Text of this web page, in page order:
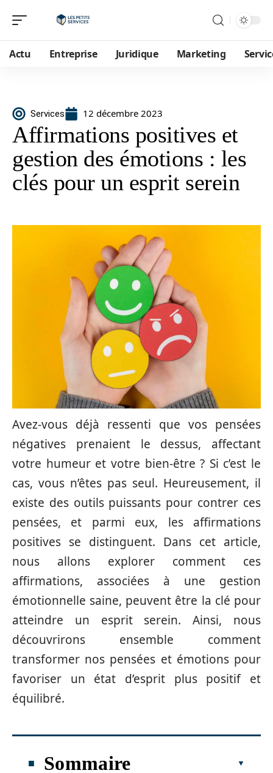
Actu Entreprise Juridique Marketing
Services 12 décembre 2023
Affirmations positives et
gestion des émotions : les
clés pour un esprit serein
Avez-vous déjà ressenti que vos pensées
négatives prenaient le dessus, affectant
votre humeur et votre bien-être ? Si c’est le
cas, vous n’êtes pas seul. Heureusement, il
existe des outils puissants pour contrer ces
pensées, et parmi eux, les affirmations
positives se distinguent. Dans cet article,
nous allons explorer comment ces
affirmations, associées à une gestion
émotionnelle saine, peuvent être la clé pour
atteindre un esprit serein. Ainsi, nous
découvrirons ensemble comment
transformer nos pensées et émotions pour
favoriser un état d’esprit plus positif et
équilibré.
Sommaire